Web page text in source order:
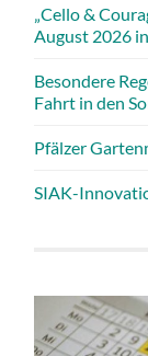
„Cello &
August 2026
Besondere
Fahrt in den
Pfälzer
SIAK-